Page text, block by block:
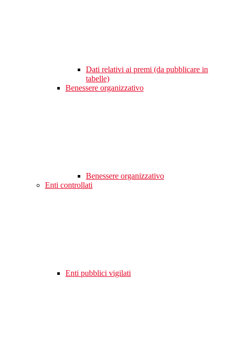
Dati relativi ai premi (da pubblicare in
tabelle)
Benessere organizzativo
Benessere organizzativo
Enti controllati
Enti pubblici vigilati